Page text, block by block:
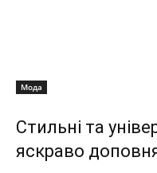
Мода
Стильні та
яскраво